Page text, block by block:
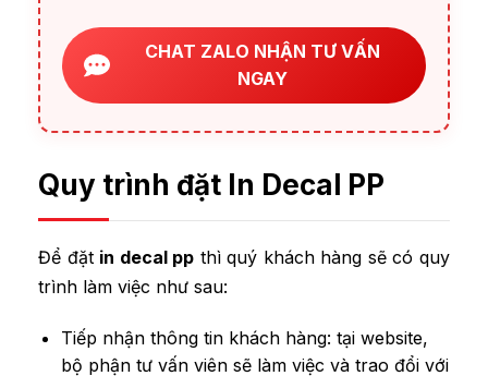
CHAT ZALO NHẬN TƯ VẤN
NGAY
Quy trình đặt In Decal PP
Để đặt in decal pp thì quý khách hàng sẽ có quy
trình làm việc như sau:
Tiếp nhận thông tin khách hàng: tại website,
bộ phận tư vấn viên sẽ làm việc và trao đổi với